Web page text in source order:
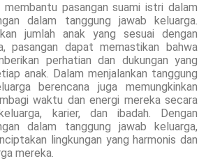
membantu pasangan suami istri dalam
dalam tanggung jawab keluarga.
jumlah anak yang sesuai dengan
pasangan dapat memastikan bahwa
perhatian dan dukungan yang
anak. Dalam menjalankan tanggung
berencana juga memungkinkan
waktu dan energi mereka secara
karier, dan ibadah. Dengan
dalam tanggung jawab keluarga,
lingkungan yang harmonis dan
mereka.